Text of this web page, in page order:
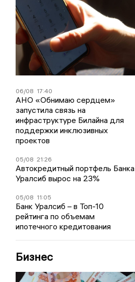
06/08 17:40
АНО «Обнимаю сердцем»
запустила связь на
инфраструктуре Билайна для
поддержки инклюзивных
проектов
05/08 21:26
Автокредитный портфель Банка
Уралсиб вырос на 23%
05/08 11:05
Банк Уралсиб – в Топ-10
рейтинга по объемам
ипотечного кредитования
Бизнес